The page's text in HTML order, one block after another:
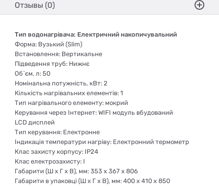
Отзывы (0)
Тип водонагрівача: Електричний накопичувальний
Форма: Вузький (Slim)
Встановлення: Вертикальне
Підведення труб: Нижнє
Об`єм, л: 50
Номінальна потужність, кВт: 2
Кількість нагрівальних елементів: 1
Тип нагрівального елементу: мокрий
Керування через Інтернет: WIFI модуль вбудований
LCD дисплей
Тип керування: Електронне
Індикація температури нагріву: Електронний термометр
Клас захисту корпусу: IP24
Клас електрозахисту: I
Габарити (Ш х Г х В), мм: 353 х 367 х 806
Габарити в упаковці (Ш х Г х В), мм: 400 х 410 х 850